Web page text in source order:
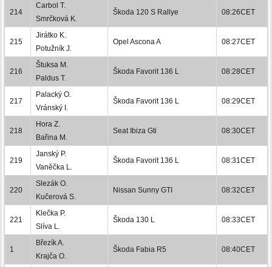
214
Carbol T.
Smrčková K.
Škoda 120 S Rallye 08:26CET
215
Jirátko K.
Potužník J.
Opel Ascona A 08:27CET
216
Štuksa M.
Paldus T.
Škoda Favorit 136 L 08:28CET
217
Palacký O.
Vránský I.
Škoda Favorit 136 L 08:29CET
218
Hora Z.
Bařina M.
Seat Ibiza Gti 08:30CET
219
Janský P.
Vaněčka L.
Škoda Favorit 136 L 08:31CET
220
Slezák O.
Kučerová S.
Nissan Sunny GTI 08:32CET
221
Klečka P.
Slíva L.
Škoda 130 L 08:33CET
1
Březík A.
Krajča O.
Škoda Fabia R5 08:40CET